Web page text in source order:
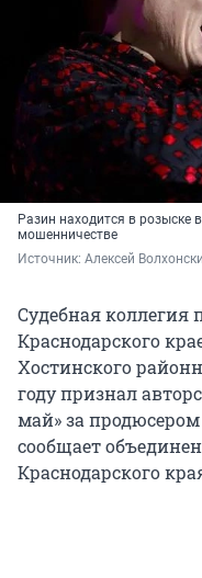
Разин находится в розыске
мошенничестве
Источник: Алексей
Судебная
Краснодарского
Хостинского
году признал
май» за
сообщает
Краснодарского